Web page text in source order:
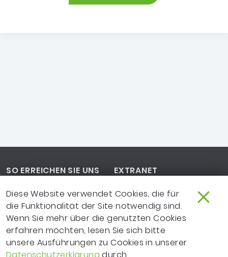
Diese Website verwendet Cookies, die für
die Funktionalität der Site notwendig sind.
Wenn Sie mehr über die genutzten Cookies
erfahren möchten, lesen Sie sich bitte
unsere Ausführungen zu Cookies in unserer
Footer-Navigation
SO ERREICHEN SIE UNS
EXTRANET
IMPRESSUM
NEWSLETTER
LEICHTE SPRACHE
DATENSCHUTZ
FRAGEN ZUR WEBSITE?
VERTRAGSPARTNER